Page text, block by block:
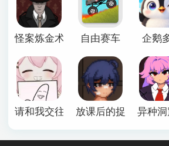
怪案炼金术师 自由赛车 企鹅
请和我交往吧孙笑川前辈
放课后的捉迷藏安卓
异种